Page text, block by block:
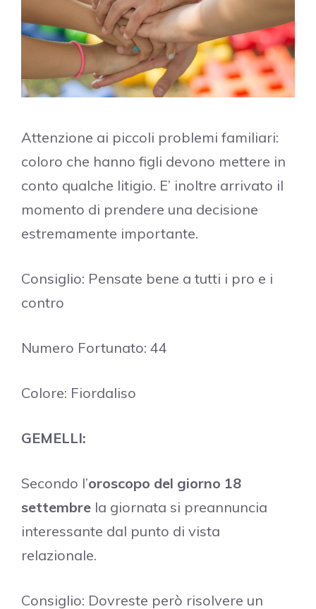
Attenzione ai piccoli problemi familiari:
coloro che hanno figli devono mettere in
conto qualche litigio. E’ inoltre arrivato il
momento di prendere una decisione
estremamente importante.
Consiglio: Pensate bene a tutti i pro e i
contro
Numero Fortunato: 44
Colore: Fiordaliso
GEMELLI:
Secondo l’oroscopo del giorno 18
settembre la giornata si preannuncia
interessante dal punto di vista
relazionale.
Consiglio: Dovreste però risolvere un